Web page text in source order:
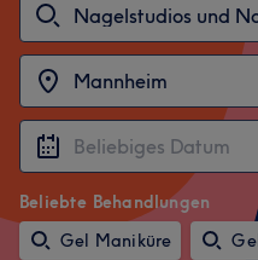
Beliebte Behandlungen
Gel Maniküre